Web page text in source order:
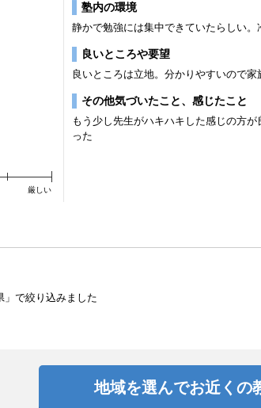
厳しい
塾内の環境
静かで勉強には集中できていたらしい
良いところや要望
良いところは立地。分かりやすいので
その他気づいたこと、感じたこと
もう少し先生がハキハキした感じの方
った
で絞り込みました
地域を選んでお近くの